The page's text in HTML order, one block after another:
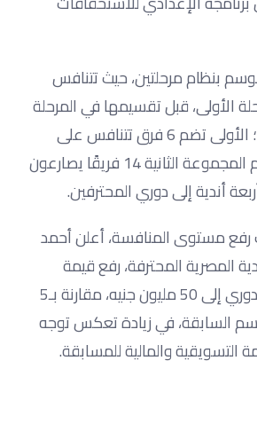
بنظام مرحلتين، حيث تتنافس
الأولى، قبل تقسيمها في المرحلة
الثانية إلى مجموعتين؛ الأولى تضم 6 فرق تتنافس على
لقب الدوري، بينما تضم المجموعة الثانية 14 فريقًا يصارعون
أندية إلى دوري المحترفين.
مستوى المنافسة، أعلن أحمد
المصرية المحترفة، رفع قيمة
الجائزة المالية لبطل الدوري إلى 50 مليون جنيه، مقارنة بـ5
السابقة، في زيادة تعكس توجه
التسويقية والمالية للمسابقة.